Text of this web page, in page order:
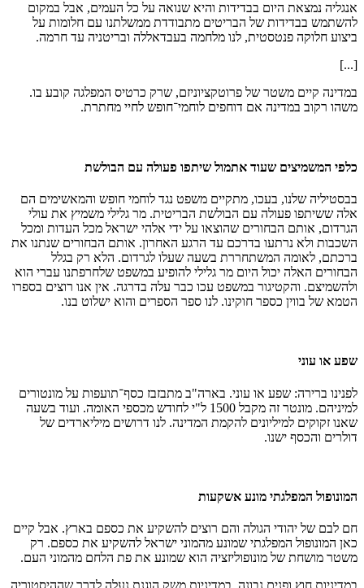
אנגליה נמצאת היום בבדידות והיא שנואה על כל העמים, אבל במקום
להשתמש בבדידות של הבריטים מתבודדת ממשלתנו עם חלומות על
ביצוע חלוקה פנטסטית, לנו מלחמה בעבדאללה ובריטניה עד חרמה.
[...]
במדינה קיים משטר של פרוטקציוניזם, שרק כרטיס המפלגה קובע בו.
משהו רקוב במדינה אם דוחפים לוחמי־חופש לחיי מחתרת.
כלפי המשמיצים שעוד אתמול שיתפו פעולה עם הבולשת
בבסטיליה שלנו, בעכו, מתקיים משפט נגד לוחמי חופש והמאשימים הם
אלה ששיתפו פעולה עם הבולשת הבריטית. מר גלילי משמיץ את עולי
הגרדום, אותם הבחורים שהוצאו על ידי אלהי ישראל מכל העדות ומכל
השכבות ולא נרתעו בדרכם עד הרגע האחרון. אותם הבחורים שנתנו את
ברכתם, לאומה המשתחררת בשעה שעלו לגרדום. הלא רק בגלל
הבחורים האלה יכול היום מר גלילי להופיע במשפט שלחרפתנו עברי הוא
ולהשמיצם. והקטיגור במשפט עכו כבר עלה בדרגה. אין אנו רוצים בספרו
הטמא של בווין כספר חוקינו. לנו ספר הספרים והוא ישלוט בנו.
שפע או עוני
לפנינו ברירה: שפע או עוני. בארה"ב מתבזבז כסף־תועפות על מונטורים
למיניהם. מונטר זה מקבל 1500 ל"י לחודש מכספי האומה. ועוד בשעה
שאנו זקוקים למיליונים להקמת המדינה. לנו דרושים מיליארדים של
דולרים והכסף ישנו.
המונופול המפלגתי מונע אשקעות
חם לבם של יהודי הגולה והם רוצים להשקיע את כספם בארץ. אבל קיים
כאן המונופול המפלגתי שמונע מהמוני ישראל להשקיע את כספם. רק
משטר מושחת של מונופוליזציה הוא שמונע את פת הלחם מהמוני העם.
במדיניות חוץ ופנים נבונה, במדיניות משק הוגנת נעלה לדרך שההיסטוריה